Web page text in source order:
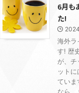
6月も
た!
海外ラ
す! 歴
が、チ
ットに
ていま